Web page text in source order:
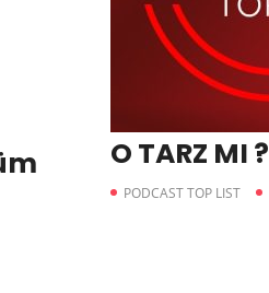
O TARZ MI
PODCAST TOP LIST